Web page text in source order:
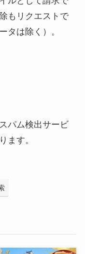
もリクエストで
タは除く）。
パム検出サービ
ます。